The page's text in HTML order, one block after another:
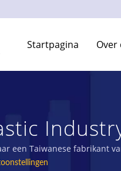
Startpagina Over
een Taiwanese fabrikant